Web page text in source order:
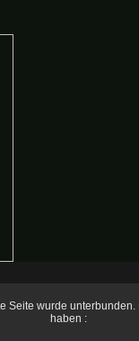
Seite wurde
haben :